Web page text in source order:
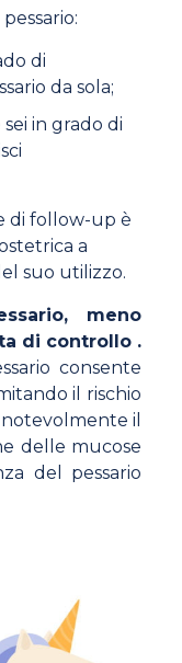
di
da sola;
in grado di
di follow-up è
a
suo utilizzo.
meno
di controllo .
consente
il rischio
il
delle mucose
del pessario